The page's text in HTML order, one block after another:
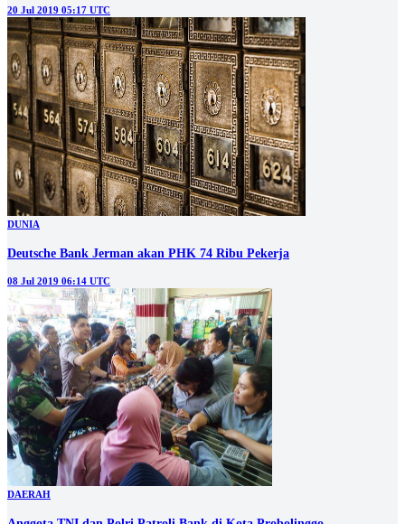
20 Jul 2019 05:17 UTC
DUNIA
Deutsche Bank Jerman akan PHK 74 Ribu Pekerja
08 Jul 2019 06:14 UTC
DAERAH